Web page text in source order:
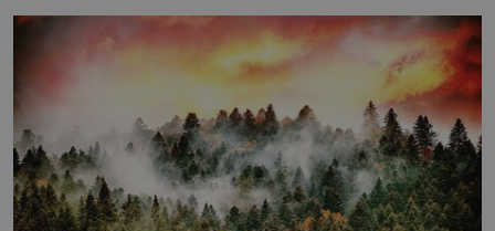
se na koloběžce a den zakončit poznáváním památek ve
Velkých Losinách nebo v termálním